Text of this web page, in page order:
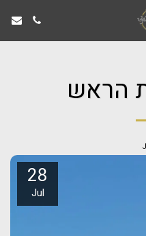
הראש
28
Jul